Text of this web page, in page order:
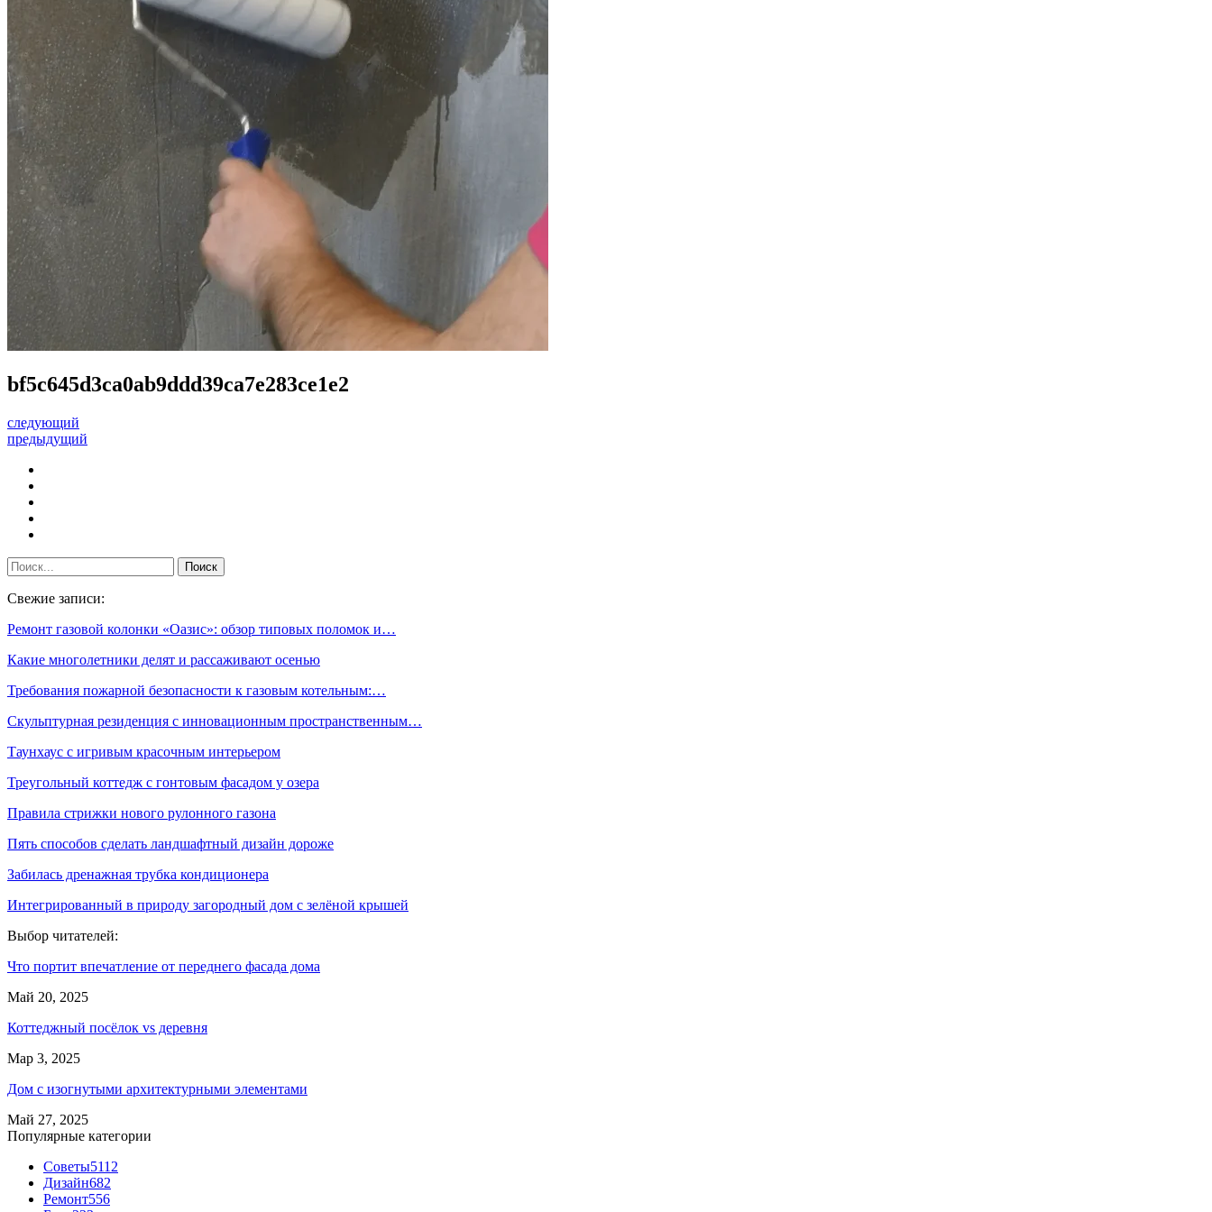
bf5c645d3ca0ab9ddd39ca7e283ce1e2
следующий
предыдущий
Свежие записи:
Ремонт газовой колонки «Оазис»: обзор типовых поломок и…
Какие многолетники делят и рассаживают осенью
Требования пожарной безопасности к газовым котельным:…
Скульптурная резиденция с инновационным пространственным…
Таунхаус с игривым красочным интерьером
Треугольный коттедж с гонтовым фасадом у озера
Правила стрижки нового рулонного газона
Пять способов сделать ландшафтный дизайн дороже
Забилась дренажная трубка кондиционера
Интегрированный в природу загородный дом с зелёной крышей
Выбор читателей:
Что портит впечатление от переднего фасада дома
Май 20, 2025
Коттеджный посёлок vs деревня
Мар 3, 2025
Дом с изогнутыми архитектурными элементами
Май 27, 2025
Популярные категории
Советы5112
Дизайн682
Ремонт556